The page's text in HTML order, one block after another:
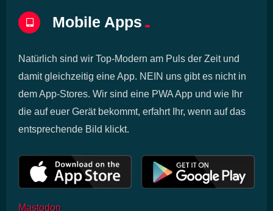
Mobile Apps
Natürlich sind wir Top-Modern am Puls der Zeit und
damit gleichzeitig eine App. NEIN uns gibt es nicht in
dem App-Stores. Wir sind eine PWA App und wie Ihr
die auf euer Gerät bekommt, erfahrt Ihr, wenn auf das
entsprechende Bild klickt.
Mastodon